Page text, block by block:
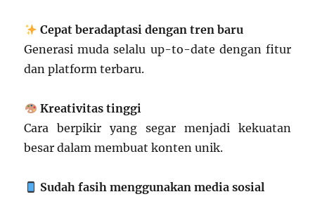
Cepat beradaptasi dengan tren baru
Generasi muda selalu up-to-date dengan fitur
dan platform terbaru.
Kreativitas tinggi
Cara berpikir yang segar menjadi kekuatan
besar dalam membuat konten unik.
Sudah fasih menggunakan media sosial